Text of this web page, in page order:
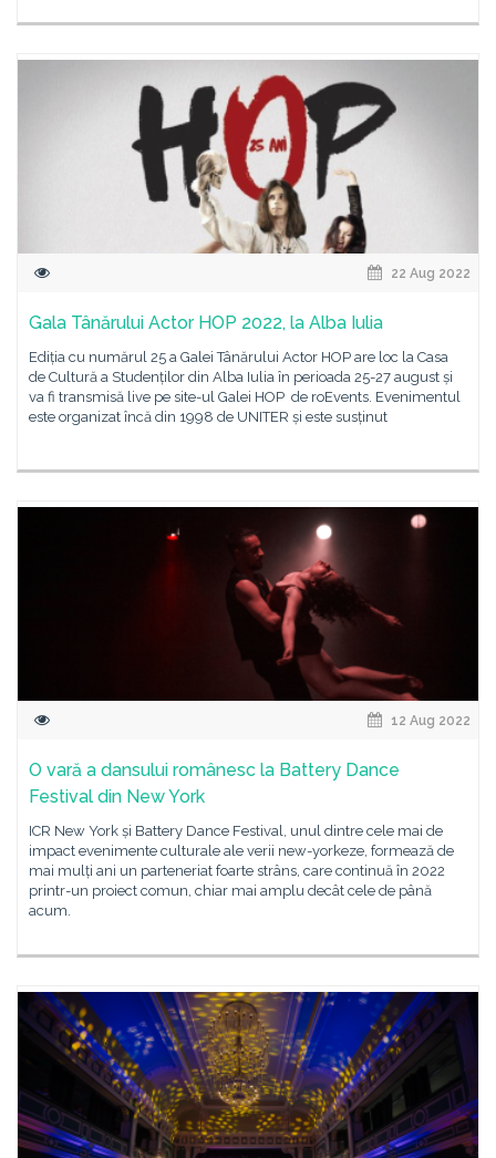
22 Aug 2022
Gala Tânărului Actor HOP 2022, la Alba Iulia
Ediția cu numărul 25 a Galei Tânărului Actor HOP are loc la Casa
de Cultură a Studenților din Alba Iulia în perioada 25-27 august și
va fi transmisă live pe site-ul Galei HOP de roEvents. Evenimentul
este organizat încă din 1998 de UNITER și este susținut
12 Aug 2022
O vară a dansului românesc la Battery Dance
Festival din New York
ICR New York și Battery Dance Festival, unul dintre cele mai de
impact evenimente culturale ale verii new-yorkeze, formează de
mai mulți ani un parteneriat foarte strâns, care continuă în 2022
printr-un proiect comun, chiar mai amplu decât cele de până
acum.